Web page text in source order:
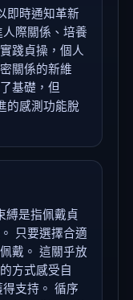
即時通知革新
際關係、培養
踐貞操，個人
關係的新維
基礎，但
的感測功能脫
縛是指佩戴貞
只要選擇合適
戴。 這關乎放
方式感受自
支持。 循序